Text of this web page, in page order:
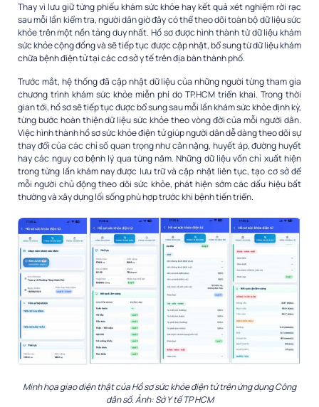
Thay vì lưu giữ từng phiếu khám sức khỏe hay kết quả xét nghiệm rời rạc
sau mỗi lần kiểm tra, người dân giờ đây có thể theo dõi toàn bộ dữ liệu sức
khỏe trên một nền tảng duy nhất. Hồ sơ được hình thành từ dữ liệu khám
sức khỏe cộng đồng và sẽ tiếp tục được cập nhật, bổ sung từ dữ liệu khám
chữa bệnh điện tử tại các cơ sở y tế trên địa bàn thành phố.
Trước mắt, hệ thống đã cập nhật dữ liệu của những người từng tham gia
chương trình khám sức khỏe miễn phí do TP.HCM triển khai. Trong thời
gian tới, hồ sơ sẽ tiếp tục được bổ sung sau mỗi lần khám sức khỏe định kỳ,
từng bước hoàn thiện dữ liệu sức khỏe theo vòng đời của mỗi người dân.
Việc hình thành hồ sơ sức khỏe điện tử giúp người dân dễ dàng theo dõi sự
thay đổi của các chỉ số quan trọng như cân nặng, huyết áp, đường huyết
hay các nguy cơ bệnh lý qua từng năm. Những dữ liệu vốn chỉ xuất hiện
trong từng lần khám nay được lưu trữ và cập nhật liên tục, tạo cơ sở để
mỗi người chủ động theo dõi sức khỏe, phát hiện sớm các dấu hiệu bất
thường và xây dựng lối sống phù hợp trước khi bệnh tiến triển.
Minh họa giao diện thật của Hồ sơ sức khỏe điện tử trên ứng dụng Công
dân số. Ảnh: Sở Y tế TP HCM